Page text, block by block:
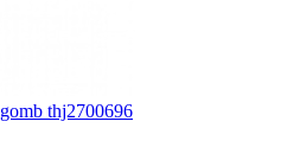
thj2700696